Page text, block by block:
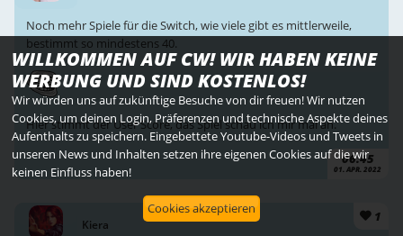
06:45
01. APR. 2022
Noch mehr Spiele für die Switch, wie viele gibt es mittlerweile,
bestimmt so mindestens 40.
Hier stimmt der User Score, das Spiel schau ich mir mal an.
Kiera
1
WILLKOMMEN AUF CW! WIR HABEN KEINE
WERBUNG UND SIND KOSTENLOS!
Wir würden uns auf zukünftige Besuche von dir freuen! Wir nutzen
Cookies, um deinen Login, Präferenzen und technische Aspekte deines
Aufenthalts zu speichern. Eingebettete Youtube-Videos und Tweets in
unseren News und Inhalten setzen ihre eigenen Cookies auf die wir
keinen Einfluss haben!
Cookies akzeptieren